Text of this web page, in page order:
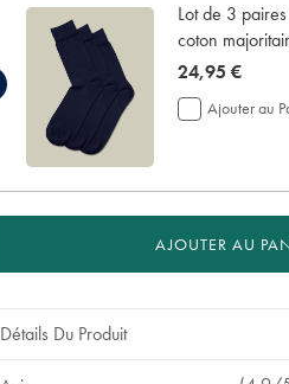
présentation:
Lot de 3
coton
now
24,95
€
24,95 €
Ajouter au
AJOUTER AU
Détails Du Produit